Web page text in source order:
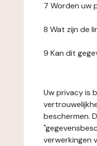
7 Worden uw
8 Wat zijn de
9 Kan dit
Uw privacy is
beschermen.
verwerkingen